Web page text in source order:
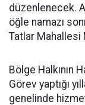
düzenlenecek.
öğle namazı
Tatlar Mahallesi
Bölge Halkının
Görev yaptığı
genelinde